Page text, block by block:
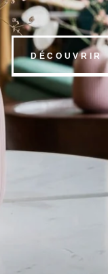
DÉCOUVRIR